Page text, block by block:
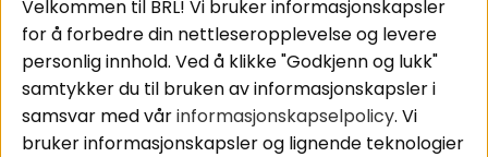
bilforsterker
Koblingsguide for
midbasser
Butikker
Våre ambassadører
- Team BRL
Service / Garanti /
Retur
Velkommen til BRL! Vi bruker informasjonskapsler
for å forbedre din nettleseropplevelse og levere
personlig innhold. Ved å klikke "Godkjenn og lukk"
samtykker du til bruken av informasjonskapsler i
samsvar med vårinformasjonskapselpolicy. Vi
bruker informasjonskapsler og lignende teknologier